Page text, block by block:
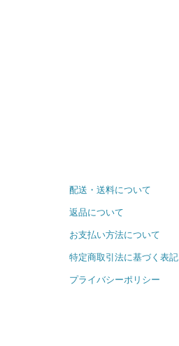
配送・送料について
返品について
お支払い方法について
特定商取引法に基づく表記
プライバシーポリシー